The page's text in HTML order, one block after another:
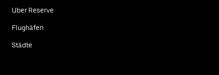
Uber Reserve
Flughäfen
Städte